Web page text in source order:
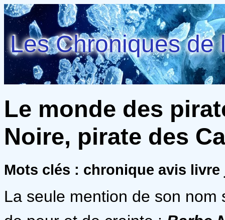
Les Chroniques de
Le monde des
Noire, pirate des
Mots clés : chronique avis
La seule mention de son nom